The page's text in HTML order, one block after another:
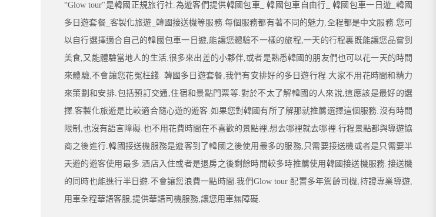
“Glow tour"是韓國正規旅行社.為遊客們提供韓國包車_ 韓國包車自由行_ 韓國包車一日遊_韓國
多日遊套餐_客製化旅遊_韓國接送機等服務.每個服務都有著不同的魅力,全程都是中文服務.您可
以自行選擇適合自己的韓國包車一日遊,能讓您體驗不一樣的旅程,一天的行程裏既能讓您品嘗到
美食,又能體驗當地人的生活.很多來出差的小夥伴,或者是熟悉韓國的朋友們也可以花一天的時間
來體驗,不會讓您花冤枉錢. 韓國多日遊套餐,我們有安排好的多日遊行程.大家不用花時間和精力
來策劃和安排.包括預訂交通,住宿和景點門票等.對於不太了解韓國的人來說,這應該是最好的選
擇.客製化旅遊是比較適合隨心遊的遊客.如果您對韓國有所了解那就推薦選擇這個服務.沒有時間
限制,也沒有語言障礙.也不用花費時間在不喜歡的景點裡,想去哪裡就去哪裡.行程景點都與導遊協
商之後進行.韓國接送機服務是遊客到了韓國之後使用最多的服務,只需要接送機或者是只需要半
天遊的遊客使用最多.酒店入住或者是退房之後剩餘時間較多時推薦使用韓國接送機服務.接送機
的同時也能進行半日遊.不會讓您浪費一點時間.我們Glow tour 配置多年駕齡司機,持證專業導遊,
用車全程華語客服,提供華語司機服務,讓您用車無障礙.